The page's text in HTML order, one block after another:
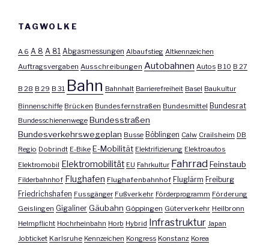
TAGWOLKE
A 6 A 8 A 81 Abgasmessungen Albaufstieg Altkennzeichen
Auftragsvergaben Ausschreibungen Autobahnen Autos B 10 B 27
B 28 B 29 B 31 Bahn Bahnhalt Barrierefreiheit Basel Baukultur
Binnenschiffe Brücken Bundesfernstraßen Bundesmittel Bundesrat
Bundesschienenwege Bundesstraßen
Bundesverkehrswegeplan Busse Böblingen Calw Crailsheim DB
Regio Dobrindt E-Bike E-Mobilität Elektrifizierung Elektroautos
Elektromobil Elektromobilität EU Fahrkultur FahrradFeinstaub
Filderbahnhof Flughafen Flughafenbahnhof Fluglärm Freiburg
Friedrichshafen Fussgänger Fußverkehr Förderprogramm Förderung
Geislingen Gigaliner Gäubahn Göppingen Güterverkehr Heilbronn
Helmpflicht Hochrheinbahn Horb Hybrid Infrastruktur Japan
Jobticket Karlsruhe Kennzeichen Kongress Konstanz Korea